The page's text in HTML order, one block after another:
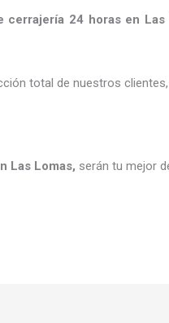
cerrajería 24 horas en Las
total de nuestros
Las Lomas, serán tu mejor